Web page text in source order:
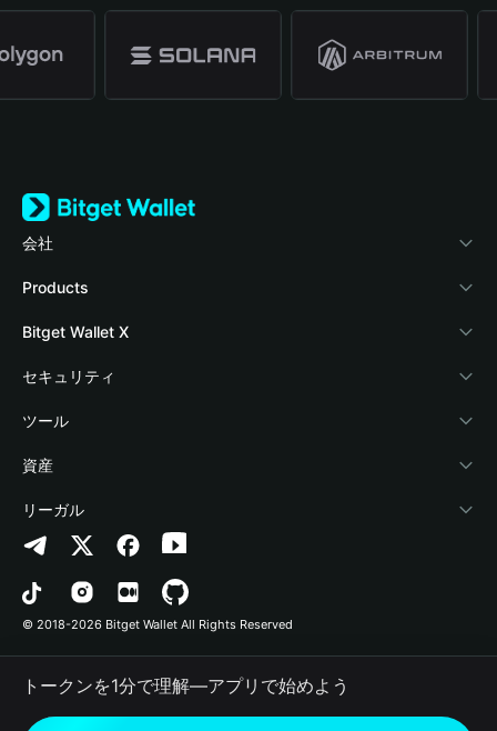
会社
Bitget Walletについて
ブログ
アカデミー
暗号資産ニュース
Help Center
お問い合わせ
ブランドリソース
キャリア
Products
Crypto Card
Stablecoin Earn
Payfi Crypto
Crypto Swap API
Altcoin Season Index
Prediction Markets
DApp
RWA
Bitget Wallet X
デベロッパー
ウォレットを接続
Bitget Wallet Pay
プロジェクトを掲載
セキュリティ
保護基金
セキュリティ技術
ツール
暗号資産を購入
認証検出
コントラクト検出
一括送金
資産
Arbitrum
Avalanche
Bitcoin
Polygon
リーガル
プライバシーポリシー
利用規約
© 2018-2026 Bitget Wallet All Rights Reserved
トークンを1分で理解―アプリで始めよう